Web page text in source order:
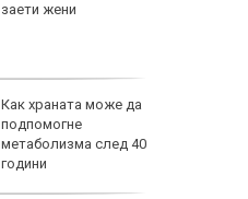
заети жени
Как храната може да
подпомогне
метаболизма след 40
години